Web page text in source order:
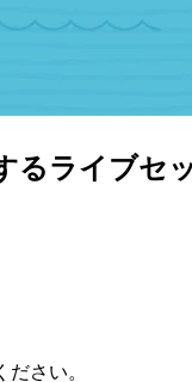
ライブセ
さい。